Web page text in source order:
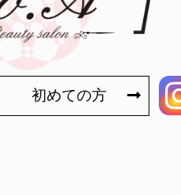
初めての方